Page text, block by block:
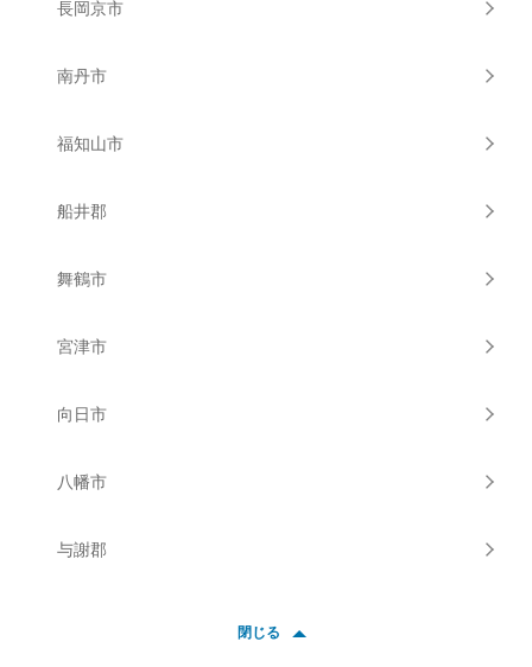
長岡京市
南丹市
福知山市
船井郡
舞鶴市
宮津市
向日市
八幡市
与謝郡
閉じる